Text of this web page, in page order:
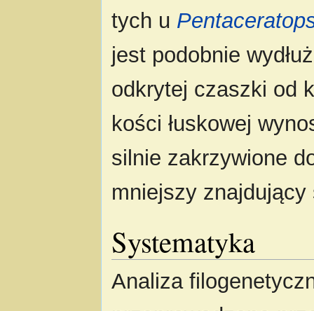
tych u
jest podobnie
odkrytej czaszki od
kości łuskowej
silnie zakrzywione
mniejszy
Systematyka
Analiza